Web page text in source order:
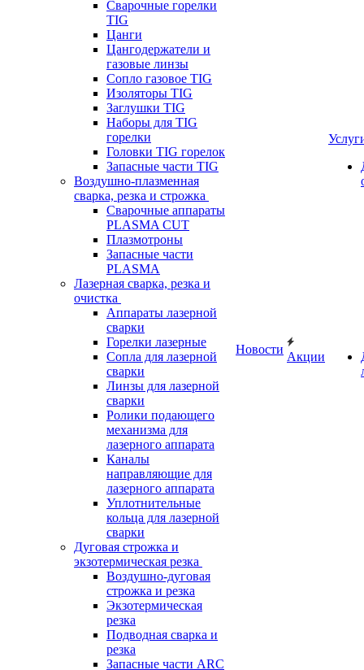
Сварочные горелки
TIG
Цанги
Цангодержатели и
газовые линзы
Сопло газовое TIG
Изоляторы TIG
Заглушки TIG
Наборы для TIG
горелки
Головки TIG горелок
Запасные части TIG
Воздушно-плазменная
сварка, резка и строжка
Сварочные аппараты
PLASMA CUT
Плазмотроны
Запасные части
PLASMA
Лазерная сварка, резка и
очистка
Аппараты лазерной
сварки
Горелки лазерные
Сопла для лазерной
сварки
Линзы для лазерной
сварки
Ролики подающего
механизма для
лазерного аппарата
Каналы
направляющие для
лазерного аппарата
Уплотнительные
кольца для лазерной
сварки
Дуговая строжка и
экзотермическая резка
Воздушно-дуговая
строжка и резка
Экзотермическая
резка
Подводная сварка и
резка
Запасные части ARC
Новости
Акции